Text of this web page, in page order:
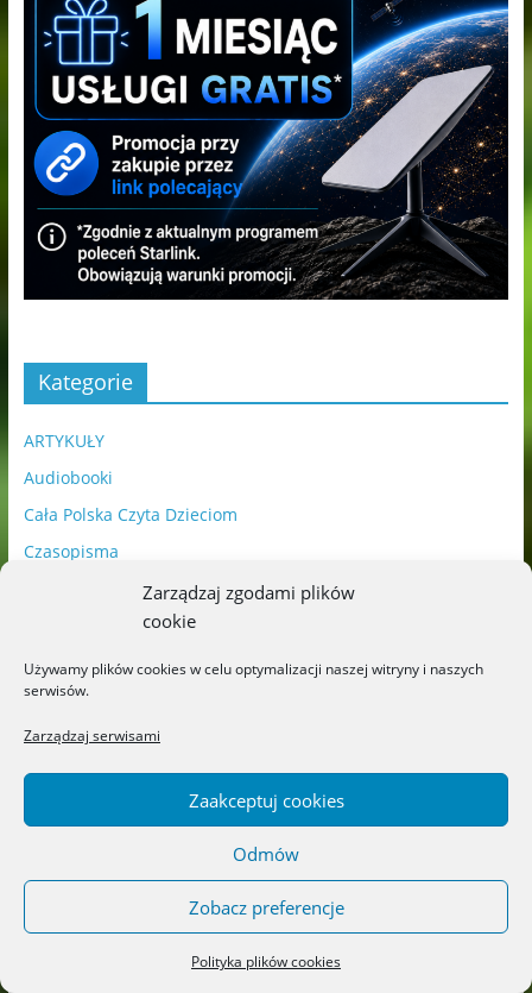
Zarządzaj zgodami plików
cookie
Używamy plików cookies w celu optymalizacji naszej witryny i naszych
serwisów.
Zarządzaj serwisami
Zaakceptuj cookies
Odmów
Zobacz preferencje
Polityka plików cookies
Kategorie
ARTYKUŁY
Audiobooki
Cała Polska Czyta Dzieciom
Czasopisma
Gry
Kolorowanki
Komiksy
Książki
Podróże